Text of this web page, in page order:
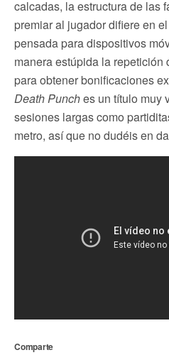
calcadas, la estructura de las
premiar al jugador difiere en
pensada para dispositivos
manera estúpida la repetición
para obtener bonificaciones
Death Punches un título muy
sesiones largas como
metro, así que no dudéis en
Comparte